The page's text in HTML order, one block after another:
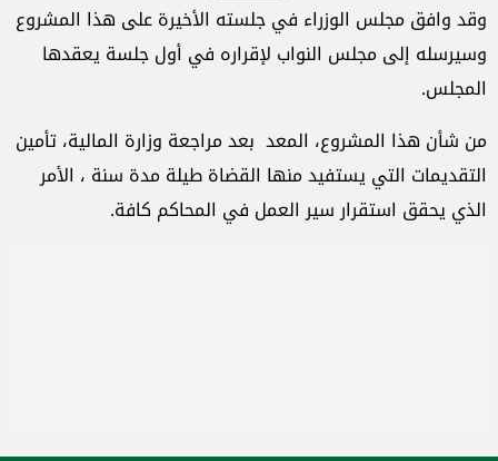
وقد وافق مجلس الوزراء في جلسته الأخيرة على هذا المشروع
وسيرسله إلى مجلس النواب لإقراره في أول جلسة يعقدها
المجلس.
من شأن هذا المشروع، المعد بعد مراجعة وزارة المالية، تأمين
التقديمات التي يستفيد منها القضاة طيلة مدة سنة ، الأمر
الذي يحقق استقرار سير العمل في المحاكم كافة.